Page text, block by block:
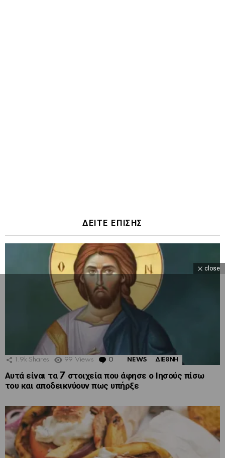
ΔΕΙΤΕ ΕΠΙΣΗΣ
1.9k Shares 99 Views 0 Comments
NEWS ΔΙΕΘΝΗ
Αυτά είναι τα 7 στοιχεία που άφησε ο Ιησούς πίσω
του και αποδεικνύουν πως υπήρξε
close